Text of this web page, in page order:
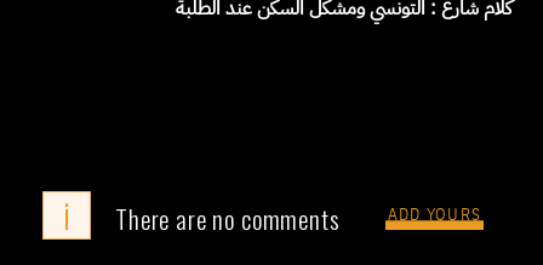
كلام شارع : التونسي ومشكل السكن عند الطلبة
i There are no comments ADD YOURS